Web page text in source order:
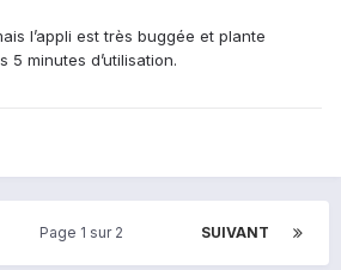
l’appli est très buggée et plante
5 minutes d’utilisation.
SUIVANT
Page 1 sur 2